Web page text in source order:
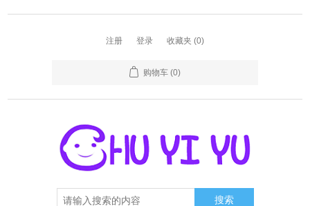
注册 登录 收藏夹 (0)
购物车 (0)
搜索